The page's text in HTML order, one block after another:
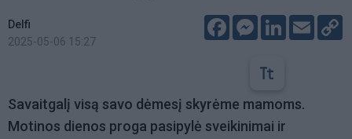
Delfi
2025-05-06 15:27
FacebookMessenger
LinkedIn
Email
Savaitgalį visą savo dėmesį skyrėme mamoms.
Motinos dienos proga pasipylė sveikinimai ir